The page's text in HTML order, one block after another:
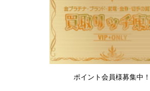
ポイント会員様募集中！